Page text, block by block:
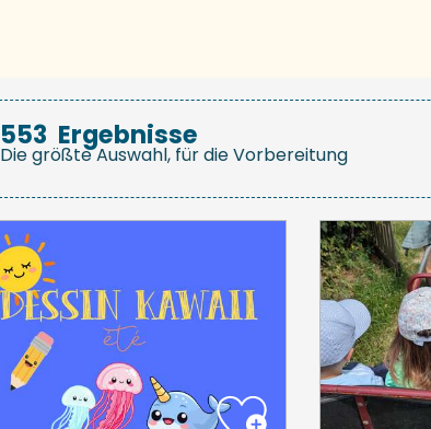
553 Ergebnisse
Die größte Auswahl, für die Vorbereitung